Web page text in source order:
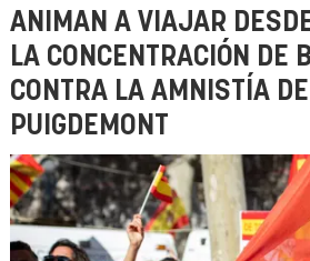
ANIMAN A VIAJAR
LA CONCENTRACIÓN DE
CONTRA LA AMNISTÍA
PUIGDEMONT